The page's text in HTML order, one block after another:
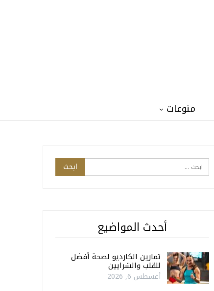
منوعات
أحدث المواضيع
تمارين الكارديو لصحة أفضل
للقلب والشرايين
أغسطس 6, 2026